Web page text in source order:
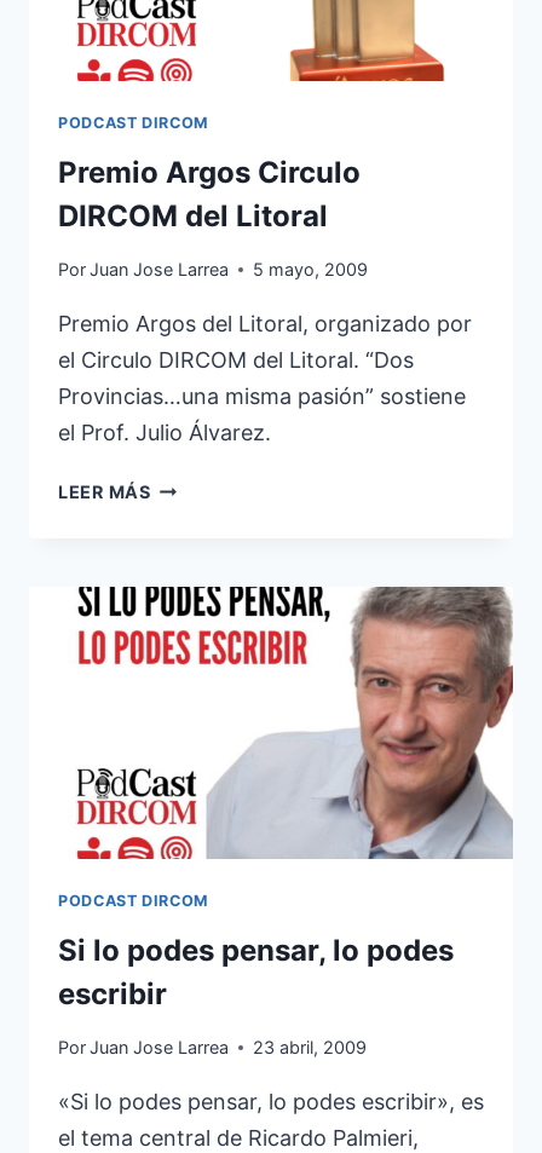
PODCAST DIRCOM
Premio Argos Circulo
DIRCOM del Litoral
PorJuan Jose Larrea 5 mayo, 2009
Premio Argos del Litoral, organizado por
el Circulo DIRCOM del Litoral. “Dos
Provincias…una misma pasión” sostiene
el Prof. Julio Álvarez.
LEER MÁSPREMIO
DEL
LITORAL
PODCAST DIRCOM
Si lo podes pensar, lo podes
escribir
PorJuan Jose Larrea 23 abril, 2009
«Si lo podes pensar, lo podes escribir», es
el tema central de Ricardo Palmieri,